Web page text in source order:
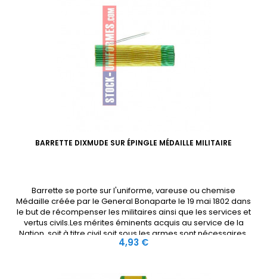
BARRETTE DIXMUDE SUR ÉPINGLE MÉDAILLE MILITAIRE
Barrette se porte sur l'uniforme, vareuse ou chemise
Médaille créée par le General Bonaparte le 19 mai 1802 dans
le but de récompenser les militaires ainsi que les services et
vertus civils.Les mérites éminents acquis au service de la
Nation, soit à titre civil soit sous les armes sont nécessaires.
Prix
4,93 €